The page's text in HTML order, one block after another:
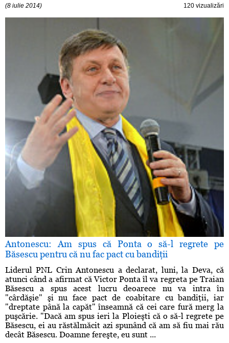
(8 iulie 2014) 120 vizualizări
Antonescu: Am spus că Ponta o să-l regrete pe
Băsescu pentru că nu fac pact cu bandiţii
Liderul PNL Crin Antonescu a declarat, luni, la Deva, că
atunci când a afirmat că Victor Ponta îl va regreta pe Traian
Băsescu a spus acest lucru deoarece nu va intra în
"cârdăşie" şi nu face pact de coabitare cu bandiţii, iar
"dreptate până la capăt" înseamnă că cei care fură merg la
puşcărie. "Dacă am spus ieri la Ploieşti că o să-l regrete pe
Băsescu, ei au răstălmăcit azi spunând că am să fiu mai rău
decât Băsescu. Doamne fereşte, eu sunt ...